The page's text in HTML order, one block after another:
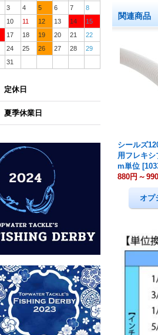
3 4 5 6 7
8
10 11 12 13 14
15
17 18 19 20 21
22
24 25 26 27 28
29
31
定休日
夏季休業日
関連商品
シールズ
用フレキ
m単位 [
880円 ～